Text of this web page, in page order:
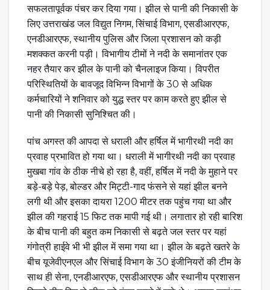
सफलतापूर्वक पंचर कर दिया गया। झील से पानी की निकासी के
लिए उत्तराखंड जल विद्युत निगम, सिंचाई विभाग, एसडीआरएफ,
एनडीआरएफ, स्थानीय पुलिस और जिला प्रशासन को कड़ी
मशक्कत करनी पड़ी। विभागीय टीमों ने नदी के समानांतर एक
नहर तैयार कर झील के पानी को चैनलाइज किया। विपरीत
परिस्थितियों के बावजूद विभिन्न विभागों के 30 से अधिक
कर्मचारियों ने शनिवार को युद्ध स्तर पर काम करते हुए झील से
पानी की निकासी सुनिश्चित की।
पांच अगस्त की आपदा से धराली और हर्षिल में भागीरथी नदी का
प्रवाह प्रभावित हो गया था। धराली में भागीरथी नदी का प्रवाह
मुखबा गांव के ठीक नीचे हो रहा है, वहीं, हर्षिल में नदी के मुहाने पर
बड़े-बड़े पेड़, बोल्डर और मिट्टी-गाद फंसने से यहां झील बनने
लगी थी और इसका दायरा 1200 मीटर तक पहुंच गया था और
झील की गहराई 15 फिट तक मापी गई थी। लगातार हो रही बारिश
के बीच पानी की बहुत कम निकासी से बढ़ते जल स्तर पर यहां
गंगोत्री हाईवे भी भी झील में समा गया था। झील के बढ़ते खतरे के
बीच यूजेवीएनएल और सिंचाई विभाग के 30 इंजीनियरों की टीम के
साथ ही सेना, एनडीआरएफ, एसडीआरएफ और स्थानीय प्रशासन